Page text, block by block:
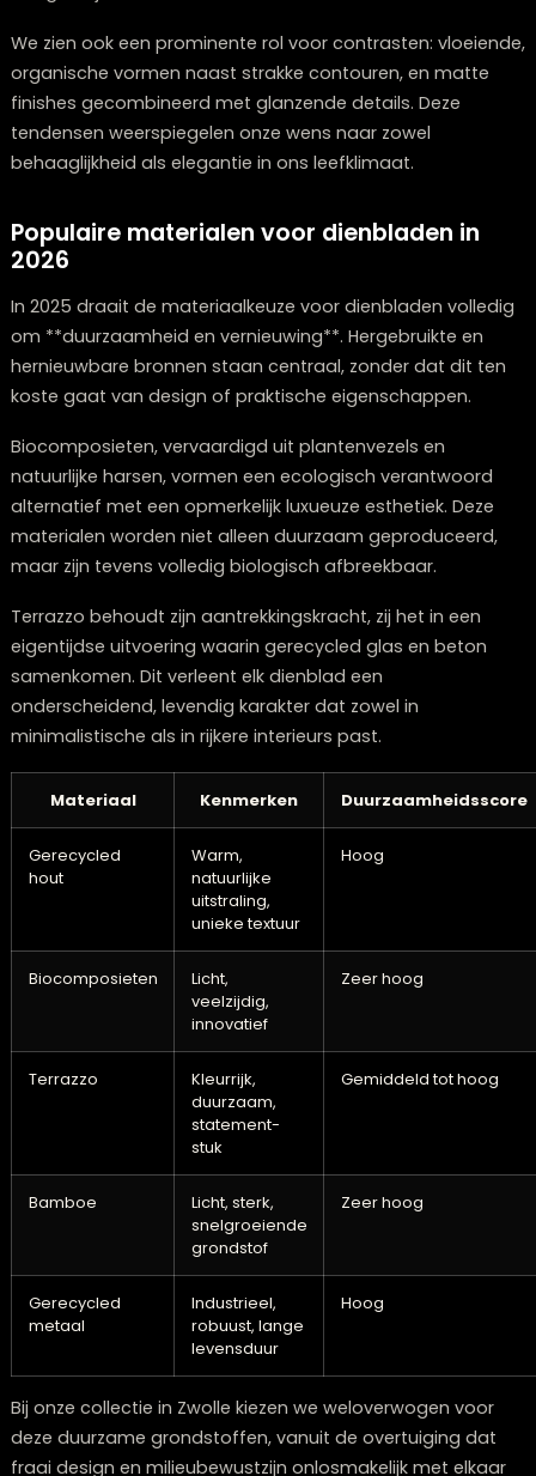
Bovendien groeit de populariteit van modulaire
– ontwerpen die aanpasbaar zijn voor diverse
kamers. Denk hierbij aan stapelbare dienbladen of
modellen met uitneembare elementen die eenvoudig
reinigen zijn.
We zien ook een prominente rol voor contrasten:
organische vormen naast strakke contouren, en
finishes gecombineerd met glanzende details. Deze
tendensen weerspiegelen onze wens naar zowel
behaaglijkheid als elegantie in ons leefklimaat.
Populaire materialen voor dienbladen in
2026
In 2025 draait de materiaalkeuze voor dienbladen
om **duurzaamheid en vernieuwing**. Hergebruikte en
koste gaat van design of praktische eigenschappen.
Biocomposieten, vervaardigd uit plantenvezels en
natuurlijke harsen, vormen een ecologisch
alternatief met een opmerkelijk luxueuze esthetiek.
materialen worden niet alleen duurzaam
maar zijn tevens volledig biologisch afbreekbaar.
Terrazzo behoudt zijn aantrekkingskracht, zij het in een
eigentijdse uitvoering waarin gerecycled glas en
samenkomen. Dit verleent elk dienblad een
onderscheidend, levendig karakter dat zowel in
minimalistische als in rijkere interieurs past.
Materiaal Kenmerken
Warm,
natuurlijke
uitstraling,
unieke textuur
Biocomposieten
Licht,
veelzijdig,
innovatief
Zeer hoog
Terrazzo
Kleurrijk,
duurzaam,
statement-
stuk
Gemiddeld tot